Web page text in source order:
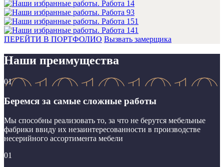
ПЕРЕЙТИ В ПОРТФОЛИО Вызвать замерщика
Наши преимущества
01
Беремся за самые сложные работы
Мы способны реализовать то, за что не берутся мебельные
фабрики ввиду их незаинтересованности в производстве
несерийного ассортимента мебели
01